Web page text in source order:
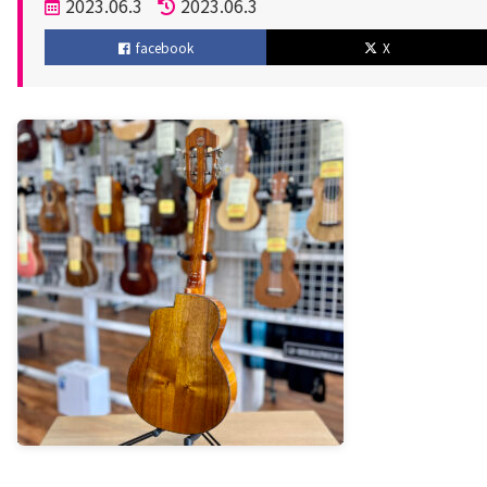
投
稿
日
2023.06.3
更
新
2023.06.3
facebook X